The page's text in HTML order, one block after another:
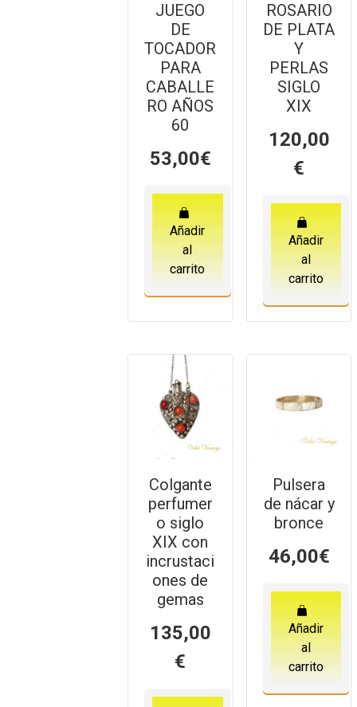
JUEGO
DE
TOCADOR
PARA
CABALLE
RO AÑOS
60
53,00€
Añadir
al
carrito
ROSARIO
DE PLATA
Y
PERLAS
SIGLO
XIX
120,00
€
Añadir
al
carrito
Colgante
perfumer
o siglo
XIX con
incrustaci
ones de
gemas
135,00
€
Pulsera
de nácar y
bronce
46,00€
Añadir
al
carrito